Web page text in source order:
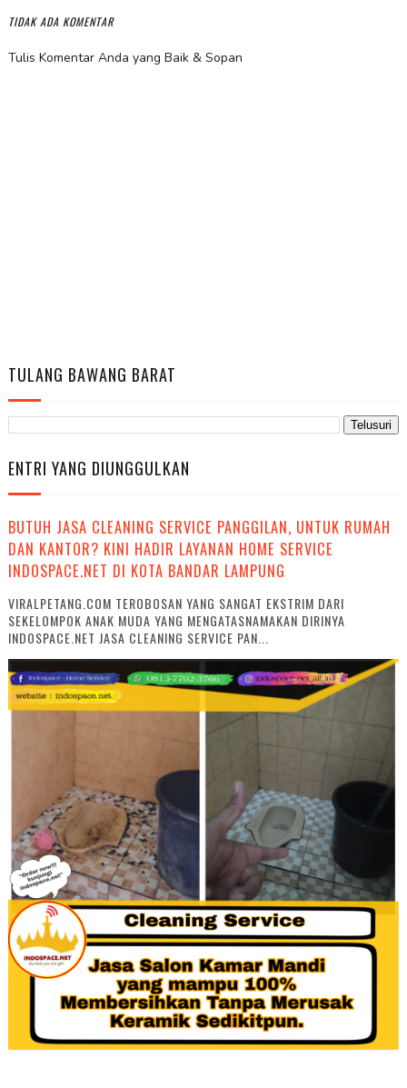
TIDAK ADA KOMENTAR
Tulis Komentar Anda yang Baik & Sopan
TULANG BAWANG BARAT
ENTRI YANG DIUNGGULKAN
BUTUH JASA CLEANING SERVICE PANGGILAN, UNTUK RUMAH
DAN KANTOR? KINI HADIR LAYANAN HOME SERVICE
INDOSPACE.NET DI KOTA BANDAR LAMPUNG
VIRALPETANG.COM TEROBOSAN YANG SANGAT EKSTRIM DARI
SEKELOMPOK ANAK MUDA YANG MENGATASNAMAKAN DIRINYA
INDOSPACE.NET JASA CLEANING SERVICE PAN...